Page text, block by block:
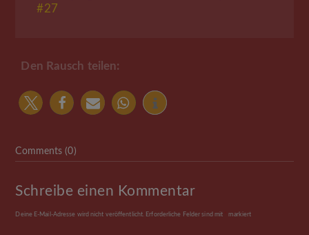
#27
Den Rausch teilen:
Comments (0)
Schreibe einen Kommentar
Deine E-Mail-Adresse wird nicht veröffentlicht. Erforderliche Felder sind mit markiert